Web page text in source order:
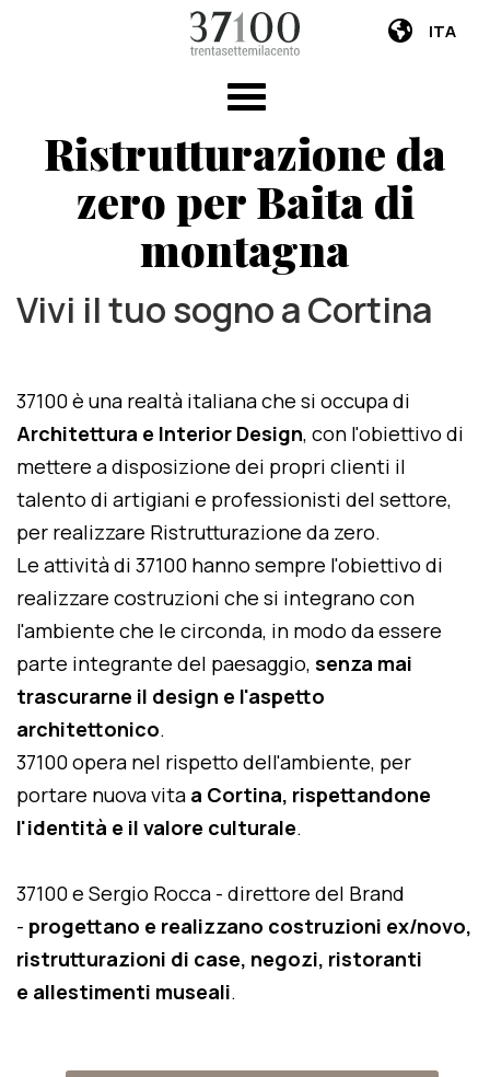
ITA
Ristrutturazione da
zero per Baita di
montagna
Vivi il tuo sogno a Cortina
37100 è una realtà italiana che si occupa di
Architettura e Interior Design, con l'obiettivo di
mettere a disposizione dei propri clienti il
talento di artigiani e professionisti del settore,
per realizzare Ristrutturazione da zero.
Le attività di 37100 hanno sempre l'obiettivo di
realizzare costruzioni che si integrano con
l'ambiente che le circonda, in modo da essere
parte integrante del paesaggio, senza mai
trascurarne il design e l'aspetto
architettonico.
37100 opera nel rispetto dell'ambiente, per
portare nuova vita a Cortina, rispettandone
l'identità e il valore culturale.
37100 e Sergio Rocca - direttore del Brand
- progettano e realizzano costruzioni ex/novo,
ristrutturazioni di case, negozi, ristoranti
e allestimenti museali.